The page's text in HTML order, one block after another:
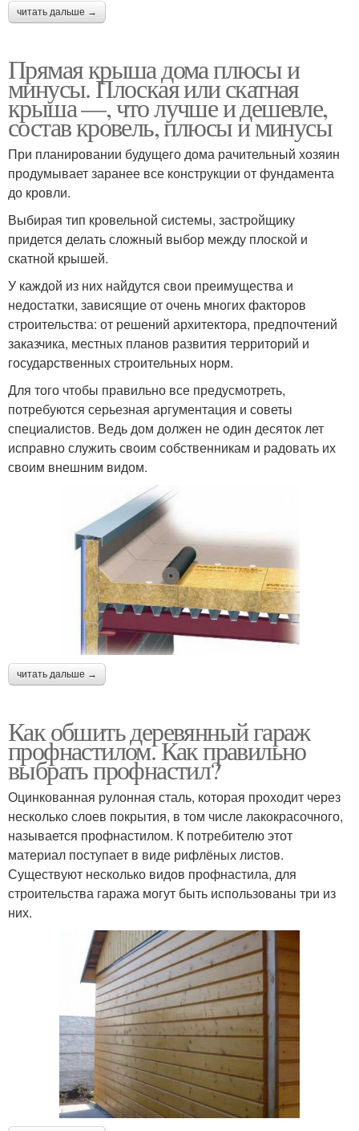
читать дальше →
Прямая крыша дома плюсы и
минусы. Плоская или скатная
крыша —, что лучше и дешевле,
состав кровель, плюсы и минусы
При планировании будущего дома рачительный хозяин
продумывает заранее все конструкции от фундамента
до кровли.
Выбирая тип кровельной системы, застройщику
придется делать сложный выбор между плоской и
скатной крышей.
У каждой из них найдутся свои преимущества и
недостатки, зависящие от очень многих факторов
строительства: от решений архитектора, предпочтений
заказчика, местных планов развития территорий и
государственных строительных норм.
Для того чтобы правильно все предусмотреть,
потребуются серьезная аргументация и советы
специалистов. Ведь дом должен не один десяток лет
исправно служить своим собственникам и радовать их
своим внешним видом.
читать дальше →
Как обшить деревянный гараж
профнастилом. Как правильно
выбрать профнастил?
Оцинкованная рулонная сталь, которая проходит через
несколько слоев покрытия, в том числе лакокрасочного,
называется профнастилом. К потребителю этот
материал поступает в виде рифлёных листов.
Существуют несколько видов профнастила, для
строительства гаража могут быть использованы три из
них.